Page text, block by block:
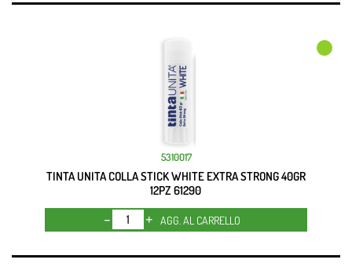
5310017
TINTA UNITA COLLA STICK WHITE EXTRA STRONG 40GR
12PZ 61290
Quantità
AGG. AL CARRELLO